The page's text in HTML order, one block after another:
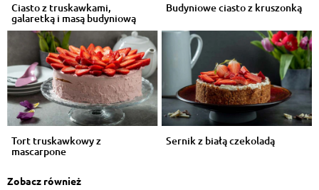
Ciasto z truskawkami,
galaretką i masą budyniową
Budyniowe ciasto z kruszonką
Tort truskawkowy z
mascarpone
Sernik z białą czekoladą
Zobacz również